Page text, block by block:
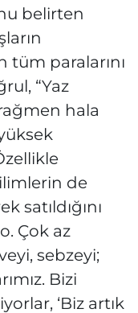
belirten
paralarını
“Yaz
hala
de
satıldığını
Çok az
sebzeyi;
Bizi
‘Biz artık